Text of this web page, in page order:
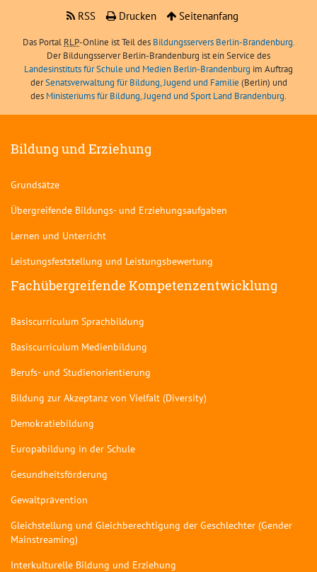
RSS
Drucken Seitenanfang
Das Portal RLP-Online ist Teil des Bildungsservers Berlin-Brandenburg.
Der Bildungsserver Berlin-Brandenburg ist ein Service des
Landesinstituts für Schule und Medien Berlin-Brandenburg im Auftrag
derSenatsverwaltung für Bildung, Jugend und Familie (Berlin) und
des Ministeriums für Bildung, Jugend und Sport Land Brandenburg.
Bildung und Erziehung
Grundsätze
Übergreifende Bildungs- und Erziehungsaufgaben
Lernen und Unterricht
Leistungsfeststellung und Leistungsbewertung
Fachübergreifende Kompetenzentwicklung
Basiscurriculum Sprachbildung
Basiscurriculum Medienbildung
Berufs- und Studienorientierung
Bildung zur Akzeptanz von Vielfalt (Diversity)
Demokratiebildung
Europabildung in der Schule
Gesundheitsförderung
Gewaltprävention
Gleichstellung und Gleichberechtigung der Geschlechter (Gender
Mainstreaming)
Interkulturelle Bildung und Erziehung